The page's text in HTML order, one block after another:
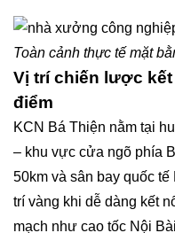
Toàn cảnh thực tế mặt
Vị trí chiến lược
điểm
KCN Bá Thiện nằm tại
– khu vực cửa ngõ phía
50km và sân bay quốc
trí vàng khi dễ dàng kết
mạch như cao tốc Nội